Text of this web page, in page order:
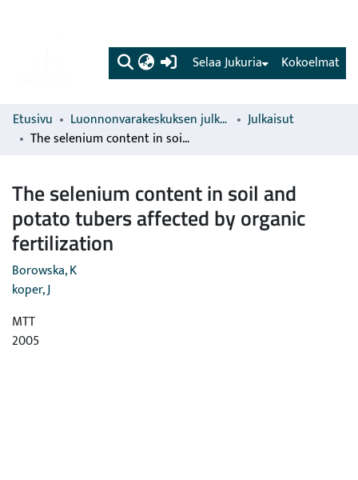
(current) Kokoelmat
Selaa Jukuria
Etusivu Luonnonvarakeskuksen julkaisut
Julkaisut
The selenium content in soil and potato tubers affected by organic fertilization
The selenium content in soil and
potato tubers affected by organic
fertilization
Borowska, K
koper, J
MTT
2005